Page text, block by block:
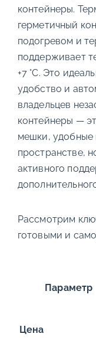
контейнеры.
герметичный
подогревом и
поддерживает
+7 °С. Это
удобство и
владельцев
контейнеры —
мешки, удобные
пространстве,
активного
Рассмотрим
готовыми и
Параметр
Цена